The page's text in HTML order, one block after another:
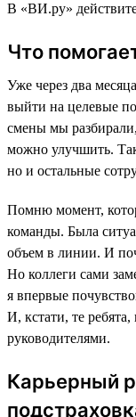
В «ВИ.ру»
Что
Уже через два
выйти на целевые
смены мы
можно улучшить.
но и остальные
Помню момент,
команды. Была
объем в линии. И
Но коллеги сами
я впервые
И, кстати, те
руководителями.
Карьерный